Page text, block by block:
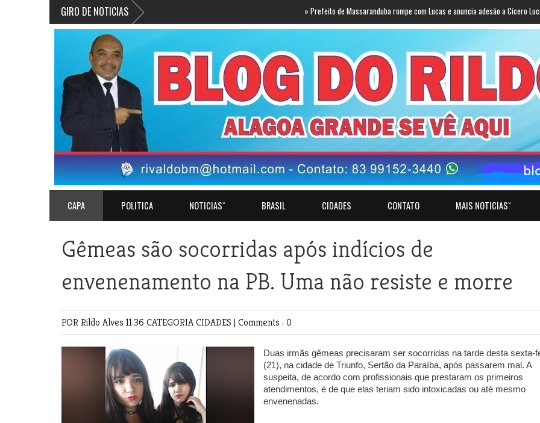
GIRO DE NOTICIAS Prefeito de Massaranduba rompe com Lucas e anuncia adesão a Cícero Lucena »
CAPA POLITICA NOTICIASˇ BRASIL CIDADES CONTATO MAIS NOTICIASˇ
Gêmeas são socorridas após indícios de
envenenamento na PB. Uma não resiste e morre
POR Rildo Alves 11:36 CATEGORIACIDADES | Comments : 0
Duas irmãs gêmeas precisaram ser socorridas na tarde desta sexta-
(21), na cidade de Triunfo, Sertão da Paraíba, após passarem mal. A
suspeita, de acordo com profissionais que prestaram os primeiros
atendimentos, é de que elas teriam sido intoxicadas ou até mesmo
envenenadas.